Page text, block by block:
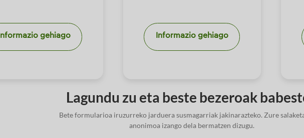
Informazio gehiago Informazio gehiago
Lagundu zu eta beste bezeroak
Bete formularioa iruzurreko jarduera susmagarriak jakinarazteko. Zure
anonimoa izango dela bermatzen dizugu.